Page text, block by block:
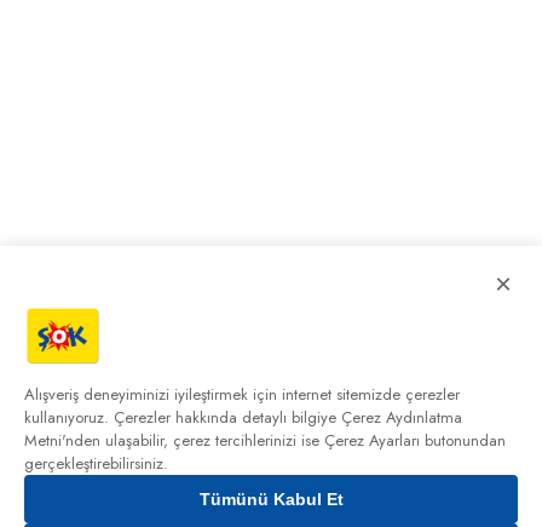
×
Alışveriş deneyiminizi iyileştirmek için internet sitemizde çerezler
kullanıyoruz. Çerezler hakkında detaylı bilgiye Çerez Aydınlatma
Metni'nden ulaşabilir, çerez tercihlerinizi ise Çerez Ayarları butonundan
gerçekleştirebilirsiniz.
Tümünü Kabul Et